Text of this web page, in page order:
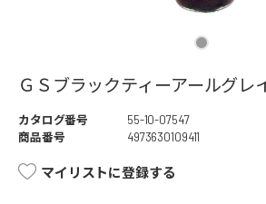
ＧＳブラックティーアールグレ
カタログ番号
55-10-07547
商品番号
4973630109411
マイリストに登録する